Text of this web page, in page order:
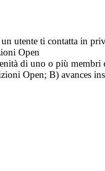
utente ti contatta in
Open
di uno o più
Open; B) avances